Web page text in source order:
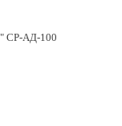
СР-АД-100